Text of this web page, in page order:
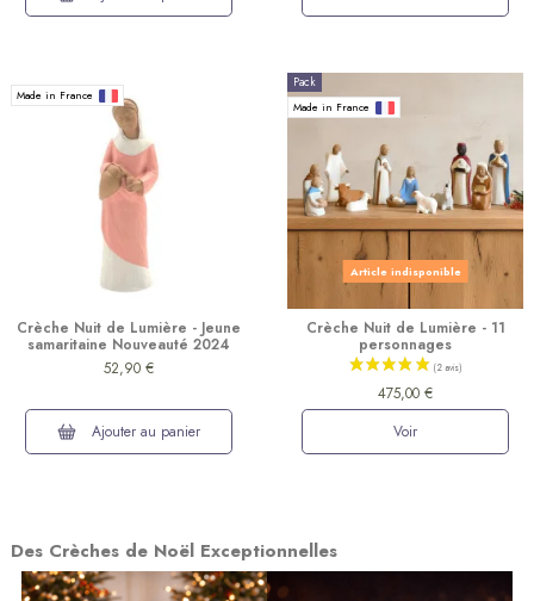
Made in France
Crèche Nuit de Lumière - Jeune
samaritaine Nouveauté 2024
52,90 €
Ajouter au panier
Pack
Made in France
Article indisponible
Crèche Nuit de Lumière - 11
personnages
475,00 €
Voir
Des Crèches de Noël Exceptionnelles